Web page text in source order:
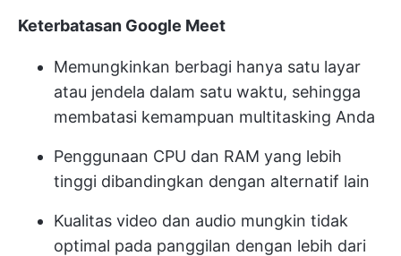
Keterbatasan Google Meet
Memungkinkan berbagi hanya satu layar
atau jendela dalam satu waktu, sehingga
membatasi kemampuan multitasking Anda
Penggunaan CPU dan RAM yang lebih
tinggi dibandingkan dengan alternatif lain
Kualitas video dan audio mungkin tidak
optimal pada panggilan dengan lebih dari